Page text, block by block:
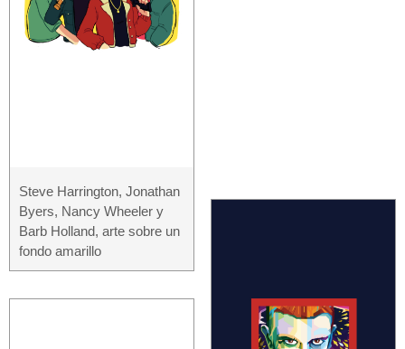
Steve Harrington, Jonathan
Byers, Nancy Wheeler y
Barb Holland, arte sobre un
fondo amarillo